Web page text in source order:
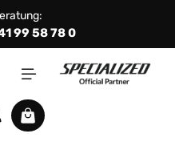
99 58 78 0
Warenkorb enthält 0